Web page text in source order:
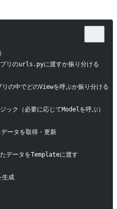
urls.pyに渡すか振り分ける
中でどのViewを呼ぶか振り分ける
必要に応じてModelを呼ぶ）
タを取得・更新
タをTemplateに渡す
成